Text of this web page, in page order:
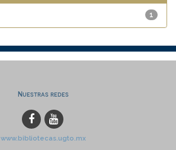
1
Nuestras redes
www.bibliotecas.ugto.mx